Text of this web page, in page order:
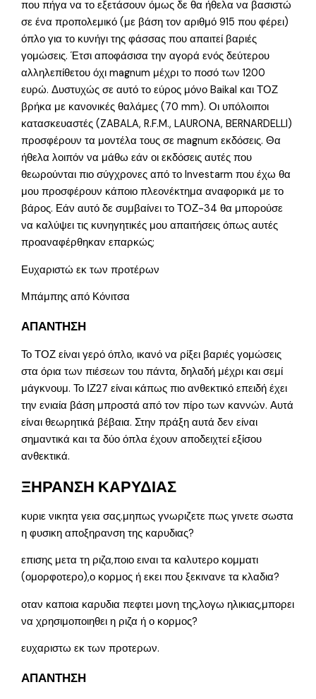
που πήγα να το εξετάσουν όμως δε θα ήθελα να βασιστώ
σε ένα προπολεμικό (με βάση τον αριθμό 915 που φέρει)
όπλο για το κυνήγι της φάσσας που απαιτεί βαριές
γομώσεις. Έτσι αποφάσισα την αγορά ενός δεύτερου
αλληλεπίθετου όχι magnum μέχρι το ποσό των 1200
ευρώ. Δυστυχώς σε αυτό το εύρος μόνο Baikal και ΤΟΖ
βρήκα με κανονικές θαλάμες (70 mm). Οι υπόλοιποι
κατασκευαστές (ZABALA, R.F.M., LAURONA, BERNARDELLI)
προσφέρουν τα μοντέλα τους σε magnum εκδόσεις. Θα
ήθελα λοιπόν να μάθω εάν οι εκδόσεις αυτές που
θεωρούνται πιο σύγχρονες από το Investarm που έχω θα
μου προσφέρουν κάποιο πλεονέκτημα αναφορικά με το
βάρος. Εάν αυτό δε συμβαίνει το ΤΟΖ-34 θα μπορούσε
να καλύψει τις κυνηγητικές μου απαιτήσεις όπως αυτές
προαναφέρθηκαν επαρκώς;
Ευχαριστώ εκ των προτέρων
Μπάμπης από Κόνιτσα
ΑΠΑΝΤΗΣΗ
Το ΤΟΖ είναι γερό όπλο, ικανό να ρίξει βαριές γομώσεις
στα όρια των πιέσεων του πάντα, δηλαδή μέχρι και σεμί
μάγκνουμ. Το ΙΖ27 είναι κάπως πιο ανθεκτικό επειδή έχει
την ενιαία βάση μπροστά από τον πίρο των καννών. Αυτά
είναι θεωρητικά βέβαια. Στην πράξη αυτά δεν είναι
σημαντικά και τα δύο όπλα έχουν αποδειχτεί εξίσου
ανθεκτικά.
ΞΗΡΑΝΣΗ ΚΑΡΥΔΙΑΣ
κυριε νικητα γεια σας.μηπως γνωριζετε πως γινετε σωστα
η φυσικη αποξηρανση της καρυδιας?
επισης μετα τη ριζα,ποιο ειναι τα καλυτερο κομματι
(ομορφοτερο),ο κορμος ή εκει που ξεκινανε τα κλαδια?
οταν καποια καρυδια πεφτει μονη της,λογω ηλικιας,μπορει
να χρησιμοποιηθει η ριζα ή ο κορμος?
ευχαριστω εκ των προτερων.
ΑΠΑΝΤΗΣΗ